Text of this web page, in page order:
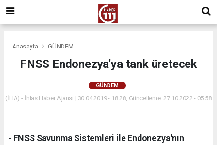
Anasayfa GÜNDEM
FNSS Endonezya'ya tank üretecek
GÜNDEM
(İHA) - İhlas Haber Ajansı | 30.04.2019 - 18:28, Güncelleme: 27.10.2022 - 05:58
- FNSS Savunma Sistemleri ile Endonezya'nın